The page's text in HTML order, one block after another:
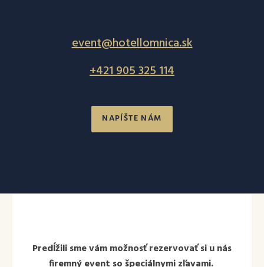
event@hotellomnica.sk
+421 905 325 114
NAPÍŠTE NÁM
Predĺžili sme vám možnosť rezervovať si u nás